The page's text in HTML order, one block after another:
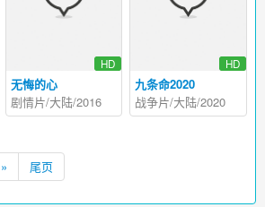
无悔的心
HD
剧情片/大陆/2016
九条命2020
HD
战争片/大陆/2020
» 尾页